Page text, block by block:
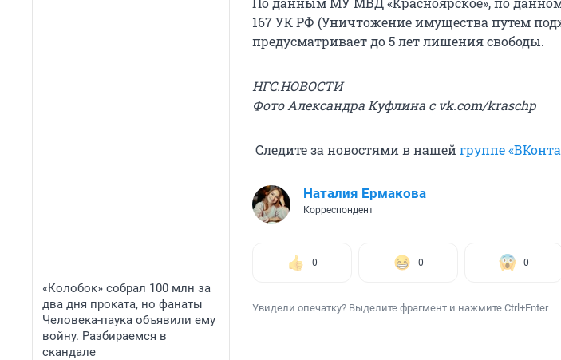
«Колобок» собрал 100 млн за
два дня проката, но фанаты
Человека-паука объявили ему
войну. Разбираемся в
скандале
167 УК РФ (Уничтожение имущества путем
предусматривает до 5 лет лишения свободы.
НГС.НОВОСТИ
Фото Александра Куфлина с vk.com/kraschp
Следите за новостями в нашейгруппе
Наталия Ермакова
Корреспондент
0 0 0
Увидели опечатку? Выделите фрагмент и нажмите Ctrl+Enter